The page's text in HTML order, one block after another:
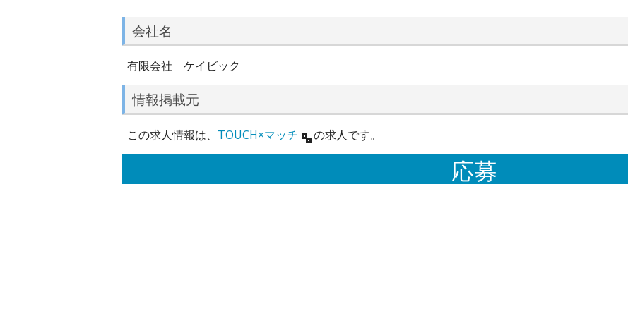
会社名
有限会社 ケイビック
情報掲載元
この求人情報は、 TOUCH×マッチ の求人です。
応募